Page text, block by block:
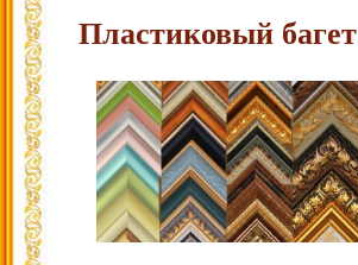
Пластиковый багет